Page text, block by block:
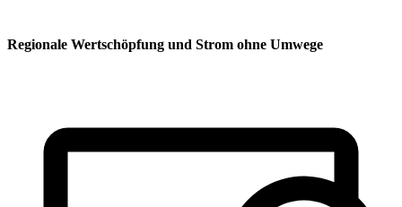
Regionale Wertschöpfung und Strom ohne Umwege